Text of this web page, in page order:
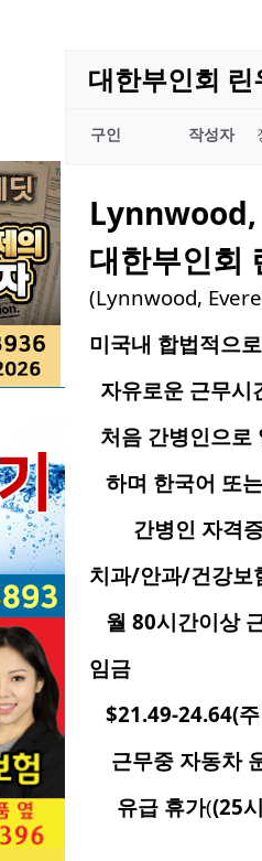
대한부인회
구인 작성자
대한부인회
(Lynnwood,
미국내 합법적으
자유로운 근무
처음 간병인으로
하며 한국
간병인 자격증
치과/안과/건강보
월 80시간이상
임금
$21.49-24.64(
근무중 자동차
유급 휴가((25